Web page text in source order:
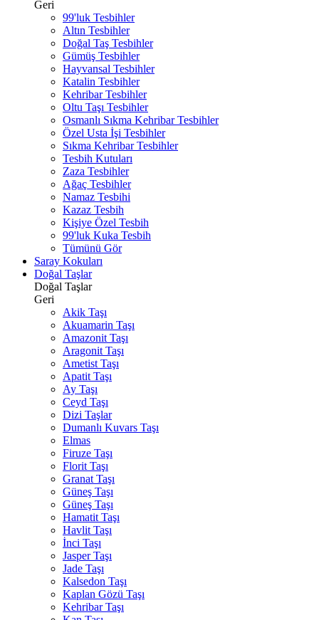
Geri
99'luk Tesbihler
Altın Tesbihler
Doğal Taş Tesbihler
Gümüş Tesbihler
Hayvansal Tesbihler
Katalin Tesbihler
Kehribar Tesbihler
Oltu Taşı Tesbihler
Osmanlı Sıkma Kehribar Tesbihler
Özel Usta İşi Tesbihler
Sıkma Kehribar Tesbihler
Tesbih Kutuları
Zaza Tesbihler
Ağaç Tesbihler
Namaz Tesbihi
Kazaz Tesbih
Kişiye Özel Tesbih
99'luk Kuka Tesbih
Tümünü Gör
Saray Kokuları
Doğal Taşlar
Doğal Taşlar
Geri
Akik Taşı
Akuamarin Taşı
Amazonit Taşı
Aragonit Taşı
Ametist Taşı
Apatit Taşı
Ay Taşı
Ceyd Taşı
Dizi Taşlar
Dumanlı Kuvars Taşı
Elmas
Firuze Taşı
Florit Taşı
Granat Taşı
Güneş Taşı
Güneş Taşı
Hamatit Taşı
Havlit Taşı
İnci Taşı
Jasper Taşı
Jade Taşı
Kalsedon Taşı
Kaplan Gözü Taşı
Kehribar Taşı